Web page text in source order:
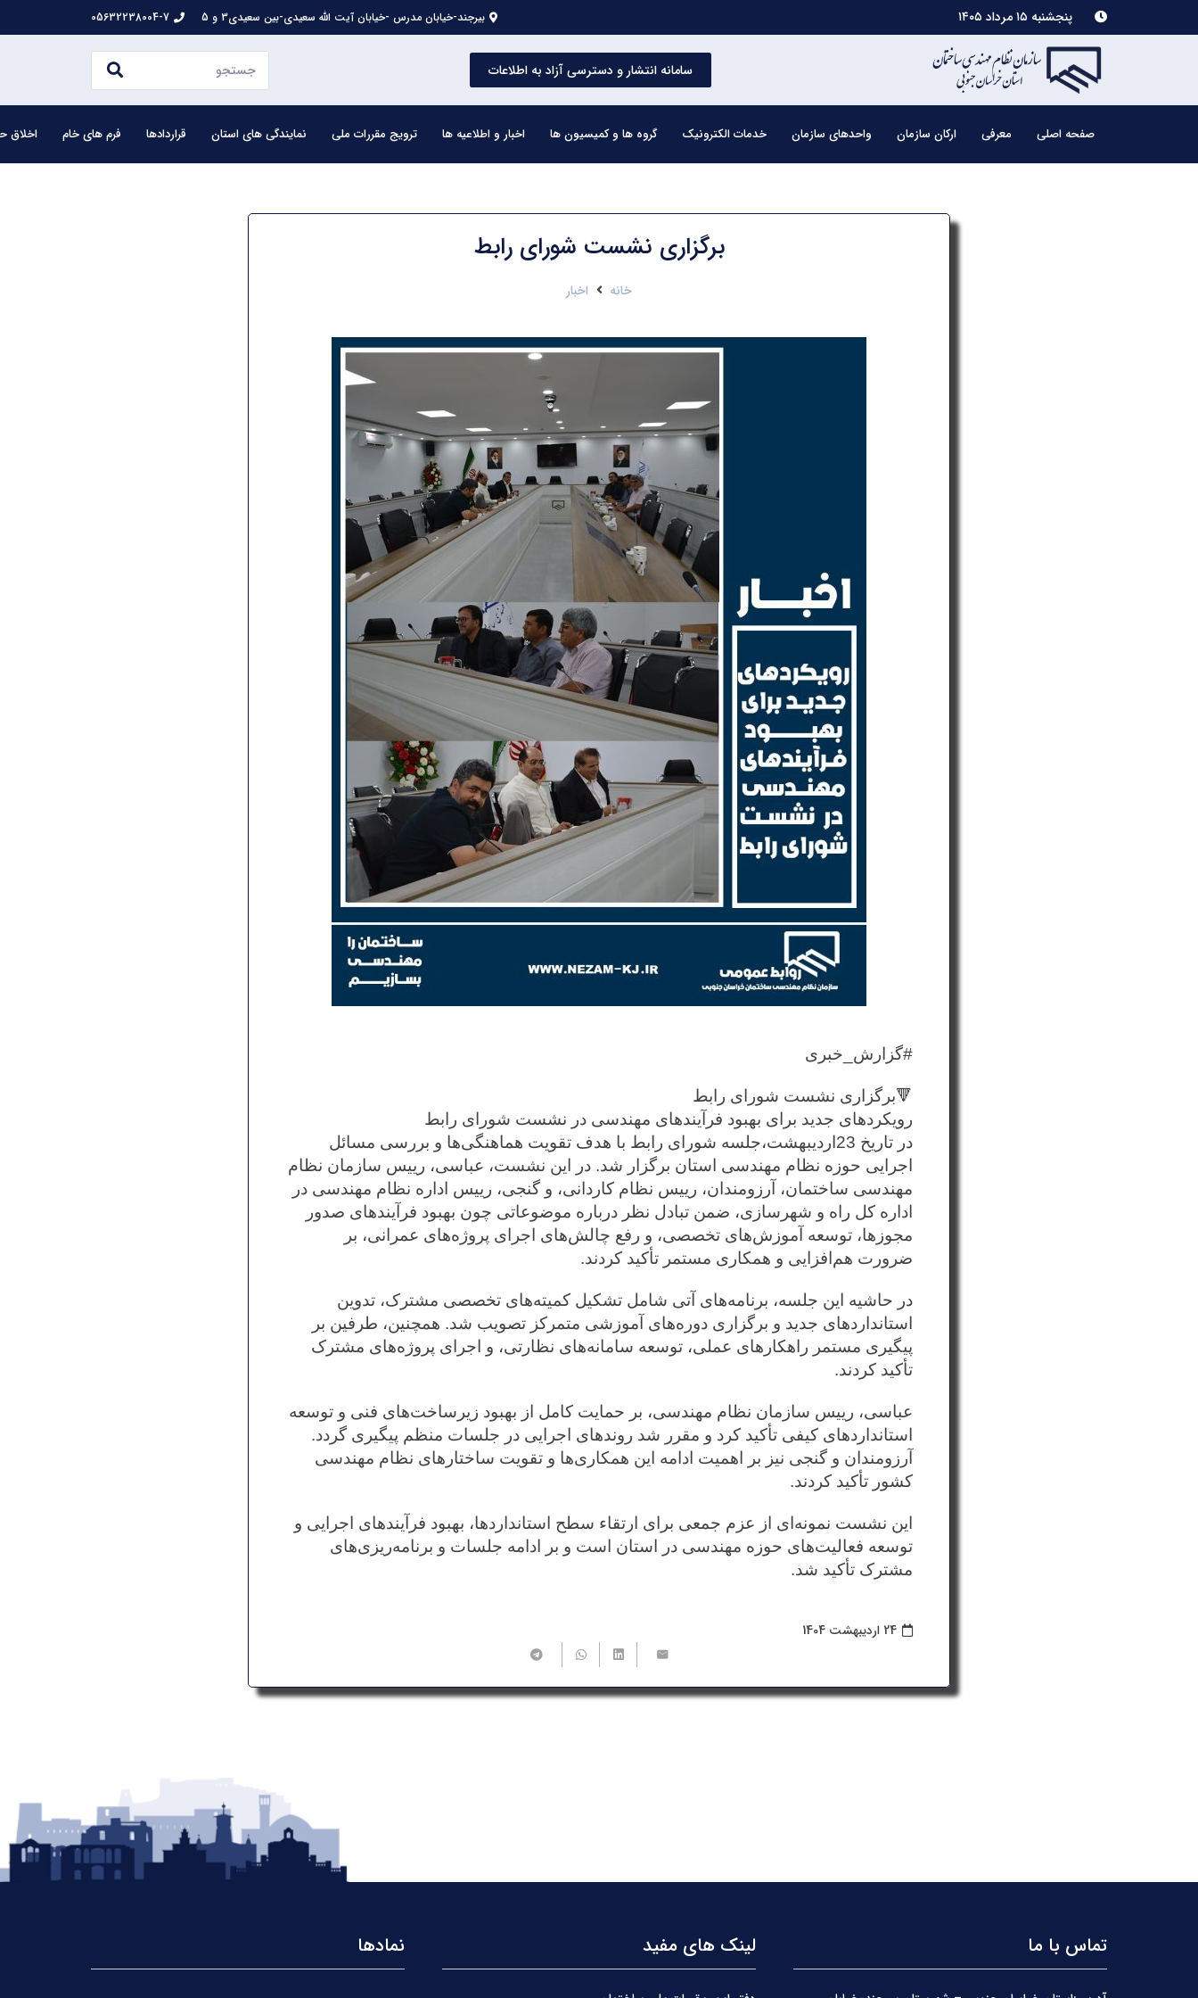
پنجشنبه ۱۵ مرداد ۱۴۰۵ بیرجند-خیابان مدرس -خیابان آیت الله سعیدی-بین سعیدی3 و 5 05632238004-7
سامانه انتشار و دسترسی آزاد به اطلاعات
صفحه اصلی معرفی ارکان سازمان واحدهای سازمان خدمات الکترونیک گروه ها و کمیسیون ها اخبار و اطلاعیه ها ترویج مقررات ملی نمایندگی های استان قراردادها فرم های خام اخلاق
برگزاری نشست شورای رابط
خانه اخبار
#گزارش_خبری
🔻برگزاری نشست شورای رابط
رویکردهای جدید برای بهبود فرآیندهای مهندسی در نشست شورای رابط
در تاریخ 23اردیبهشت،جلسه شورای رابط با هدف تقویت هماهنگی‌ها و بررسی مسائل
اجرایی حوزه نظام مهندسی استان برگزار شد. در این نشست، عباسی، رییس سازمان نظام
مهندسی ساختمان، آرزومندان، رییس نظام کاردانی، و گنجی، رییس اداره نظام مهندسی در
اداره کل راه و شهرسازی، ضمن تبادل نظر درباره موضوعاتی چون بهبود فرآیندهای صدور
مجوزها، توسعه آموزش‌های تخصصی، و رفع چالش‌های اجرای پروژه‌های عمرانی، بر
ضرورت هم‌افزایی و همکاری مستمر تأکید کردند.
در حاشیه این جلسه، برنامه‌های آتی شامل تشکیل کمیته‌های تخصصی مشترک، تدوین
استانداردهای جدید و برگزاری دوره‌های آموزشی متمرکز تصویب شد. همچنین، طرفین بر
پیگیری مستمر راهکارهای عملی، توسعه سامانه‌های نظارتی، و اجرای پروژه‌های مشترک
تأکید کردند.
عباسی، رییس سازمان نظام مهندسی، بر حمایت کامل از بهبود زیرساخت‌های فنی و توسعه
استانداردهای کیفی تأکید کرد و مقرر شد روندهای اجرایی در جلسات منظم پیگیری گردد.
آرزومندان و گنجی نیز بر اهمیت ادامه این همکاری‌ها و تقویت ساختارهای نظام مهندسی
کشور تأکید کردند.
این نشست نمونه‌ای از عزم جمعی برای ارتقاء سطح استانداردها، بهبود فرآیندهای اجرایی و
توسعه فعالیت‌های حوزه مهندسی در استان است و بر ادامه جلسات و برنامه‌ریزی‌های
مشترک تأکید شد.
24 اردیبهشت 1404
تماس با ما لینک های مفید نمادها